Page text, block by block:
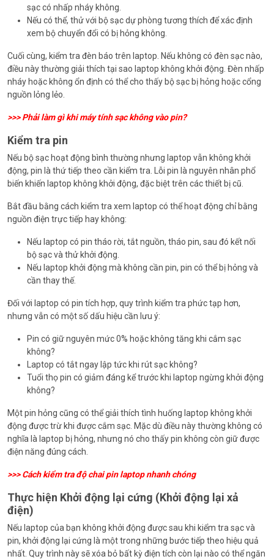
sạc có nhấp nháy không.
Nếu có thể, thử với bộ sạc dự phòng tương thích để xác định
xem bộ chuyển đổi có bị hỏng không.
Cuối cùng, kiểm tra đèn báo trên laptop. Nếu không có đèn sạc nào,
điều này thường giải thích tại sao laptop không khởi động. Đèn nhấp
nháy hoặc không ổn định có thể cho thấy bộ sạc bị hỏng hoặc cổng
nguồn lỏng lẻo.
>>>Phải làm gì khi máy tính sạc không vào pin?
Kiểm tra pin
Nếu bộ sạc hoạt động bình thường nhưng laptop vẫn không khởi
động, pin là thứ tiếp theo cần kiểm tra. Lỗi pin là nguyên nhân phổ
biến khiến laptop không khởi động, đặc biệt trên các thiết bị cũ.
Bắt đầu bằng cách kiểm tra xem laptop có thể hoạt động chỉ bằng
nguồn điện trực tiếp hay không:
Nếu laptop có pin tháo rời, tắt nguồn, tháo pin, sau đó kết nối
bộ sạc và thử khởi động.
Nếu laptop khởi động mà không cần pin, pin có thể bị hỏng và
cần thay thế.
Đối với laptop có pin tích hợp, quy trình kiểm tra phức tạp hơn,
nhưng vẫn có một số dấu hiệu cần lưu ý:
Pin có giữ nguyên mức 0% hoặc không tăng khi cắm sạc
không?
Laptop có tắt ngay lập tức khi rút sạc không?
Tuổi thọ pin có giảm đáng kể trước khi laptop ngừng khởi động
không?
Một pin hỏng cũng có thể giải thích tình huống laptop không khởi
động được trừ khi được cắm sạc. Mặc dù điều này thường không có
nghĩa là laptop bị hỏng, nhưng nó cho thấy pin không còn giữ được
điện năng đúng cách.
>>>Cách kiểm tra độ chai pin laptop nhanh chóng
Thực hiện Khởi động lại cứng (Khởi động lại xả
điện)
Nếu laptop của bạn không khởi động được sau khi kiểm tra sạc và
pin, khởi động lại cứng là một trong những bước tiếp theo hiệu quả
nhất. Quy trình này sẽ xóa bỏ bất kỳ điện tích còn lại nào có thể ngăn